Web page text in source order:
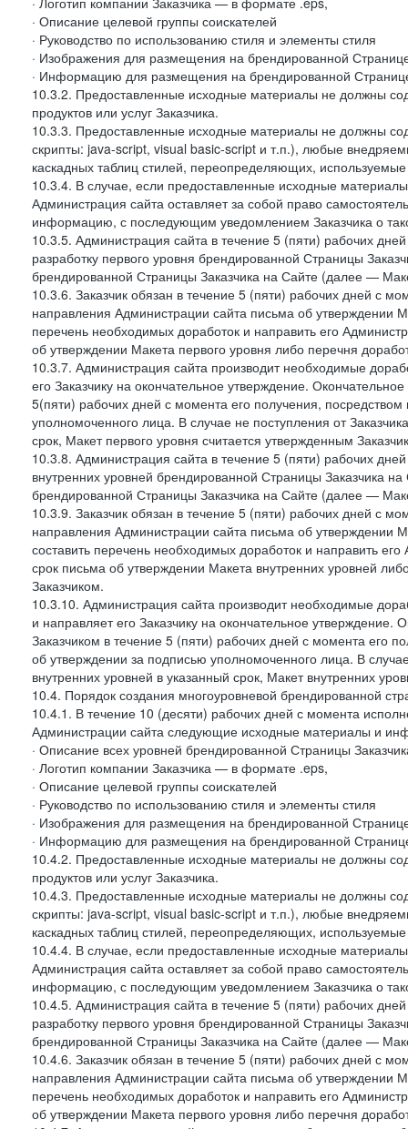
· Описание целевой группы соискателей
· Руководство по использованию стиля и элементы стиля
· Изображения для размещения на брендированной
· Информацию для размещения на брендированной
10.3.2. Предоставленные исходные материалы не должны
продуктов или услуг Заказчика.
10.3.3. Предоставленные исходные материалы не должны
скрипты: java-script, visual basic-script и т.п.), любые
каскадных таблиц стилей, переопределяющих,
10.3.4. В случае, если предоставленные исходные
Администрация сайта оставляет за собой право
информацию, с последующим уведомлением Заказчика о
10.3.5. Администрация сайта в течение 5 (пяти) рабочих
разработку первого уровня брендированной Страницы
брендированной Страницы Заказчика на Сайте (далее —
10.3.6. Заказчик обязан в течение 5 (пяти) рабочих дней с
направления Администрации сайта письма об утверждении
перечень необходимых доработок и направить его
об утверждении Макета первого уровня либо перечня
10.3.7. Администрация сайта производит необходимые
его Заказчику на окончательное утверждение.
5(пяти) рабочих дней с момента его получения,
уполномоченного лица. В случае не поступления от
срок, Макет первого уровня считается утвержденным
10.3.8. Администрация сайта в течение 5 (пяти) рабочих
внутренних уровней брендированной Страницы Заказчика
брендированной Страницы Заказчика на Сайте (далее —
10.3.9. Заказчик обязан в течение 5 (пяти) рабочих дней с
направления Администрации сайта письма об утверждении
составить перечень необходимых доработок и направить
срок письма об утверждении Макета внутренних уровней
Заказчиком.
10.3.10. Администрация сайта производит необходимые
и направляет его Заказчику на окончательное
Заказчиком в течение 5 (пяти) рабочих дней с момента его
об утверждении за подписью уполномоченного лица. В
внутренних уровней в указанный срок, Макет внутренних
10.4. Порядок создания многоуровневой брендированной
10.4.1. В течение 10 (десяти) рабочих дней с момента
Администрации сайта следующие исходные материалы и
· Описание всех уровней брендированной Страницы
· Логотип компании Заказчика — в формате .eps,
· Описание целевой группы соискателей
· Руководство по использованию стиля и элементы стиля
· Изображения для размещения на брендированной
· Информацию для размещения на брендированной
10.4.2. Предоставленные исходные материалы не должны
продуктов или услуг Заказчика.
10.4.3. Предоставленные исходные материалы не должны
скрипты: java-script, visual basic-script и т.п.), любые
каскадных таблиц стилей, переопределяющих,
10.4.4. В случае, если предоставленные исходные
Администрация сайта оставляет за собой право
информацию, с последующим уведомлением Заказчика о
10.4.5. Администрация сайта в течение 5 (пяти) рабочих
разработку первого уровня брендированной Страницы
брендированной Страницы Заказчика на Сайте (далее —
10.4.6. Заказчик обязан в течение 5 (пяти) рабочих дней с
направления Администрации сайта письма об утверждении
перечень необходимых доработок и направить его
об утверждении Макета первого уровня либо перечня